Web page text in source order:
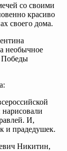
со своими
красиво
своего дома.
необычное
Победы
И,
и прадедушек.
Никитин,